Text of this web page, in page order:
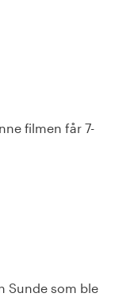
filmen får 7-
Sunde som ble